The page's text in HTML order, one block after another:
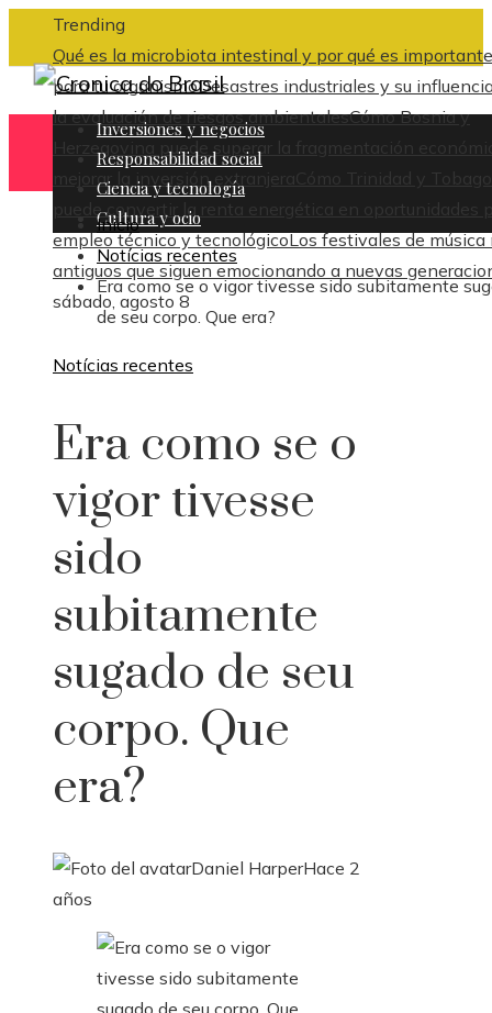
Trending
Qué es la microbiota intestinal y por qué es importante
para tu organismoDesastres industriales y su
la evaluación de riesgos ambientalesCómo Bosnia y
Herzegovina puede superar la fragmentación
mejorar la inversión extranjera
Cómo Trinidad y Tobago
puede convertir la renta energética en oportunidades
empleo técnico y tecnológicoLos festivales de música
antiguos que siguen emocionando a nuevas
sábado, agosto 8
Inversiones y negocios
Responsabilidad social
Ciencia y tecnología
Cultura y ocio
Inicio
Notícias recentes
Era como se o vigor tivesse sido subitamente
de seu corpo. Que era?
Notícias recentes
Era como se o
vigor tivesse
sido
subitamente
sugado de seu
corpo. Que
era?
Daniel HarperHace 2
años